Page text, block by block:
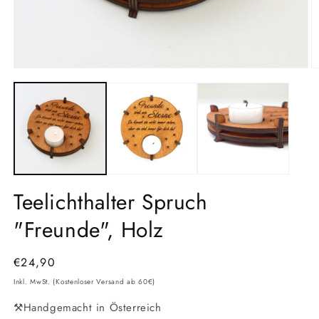
1
Modal
öffnen
Teelichthalter Spruch
"Freunde", Holz
Normaler
Preis
€24,90
Inkl. MwSt. (Kostenloser Versand ab 60€)
⚒️Handgemacht in Österreich